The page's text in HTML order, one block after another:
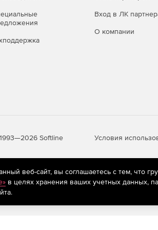
с удаленного DICOM-сервера.
сервер.
и отчетами с любого компьютера,
реконструкция.
максимальной интенсивности.
Вход в ЛК
О компании
Softline Условия
рекомендательные технологии
пользователей сети
веб-сайт, вы соглашаетесь с тем, что
в целях хранения ваших учетных данных,